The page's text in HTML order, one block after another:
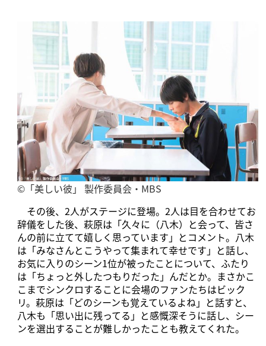
©「美しい彼」 製作委員会・MBS
その後、2人がステージに登場。2人は目を合わせてお
辞儀をした後、萩原は「久々に（八木）と会って、皆さ
んの前に立てて嬉しく思っています」とコメント。八木
は「みなさんとこうやって集まれて幸せです」と話し、
お気に入りのシーン1位が被ったことについて、ふたり
は「ちょっと外したつもりだった」んだとか。まさかこ
こまでシンクロすることに会場のファンたちはビック
リ。萩原は「どのシーンも覚えているよね」と話すと、
八木も「思い出に残ってる」と感慨深そうに話し、シー
ンを選出することが難しかったことも教えてくれた。